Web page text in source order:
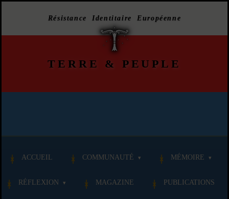
Résistance Identitaire Européenne
TERRE & PEUPLE
ACCUEIL COMMUNAUTÉ MÉMOIRE
RÉFLEXION MAGAZINE PUBLICATIONS